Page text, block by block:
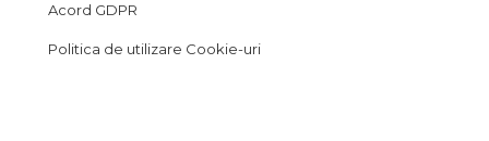
Acord GDPR
Politica de utilizare Cookie-uri